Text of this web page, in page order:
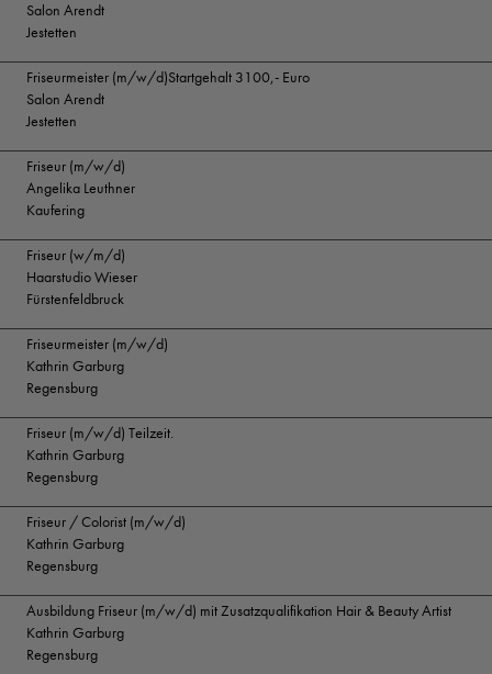
Salon Arendt
Jestetten
Friseurmeister (m/w/d)Startgehalt 3100,- Euro
Salon Arendt
Jestetten
Friseur (m/w/d)
Angelika Leuthner
Kaufering
Friseur (w/m/d)
Haarstudio Wieser
Fürstenfeldbruck
Friseurmeister (m/w/d)
Kathrin Garburg
Regensburg
Friseur (m/w/d) Teilzeit.
Kathrin Garburg
Regensburg
Friseur / Colorist (m/w/d)
Kathrin Garburg
Regensburg
Ausbildung Friseur (m/w/d) mit Zusatzqualifikation Hair & Beauty Artist
Kathrin Garburg
Regensburg